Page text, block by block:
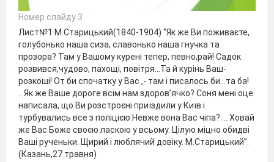
Номер слайду 3
Лист№1 М.Старицький(1840-1904) “Як же Ви поживаєте,
голубонько наша сиза, славонько наша гнучка та
прозора? Там у Вашому курені тепер, певно,рай! Садок
розвився,чудово, пахощі, повітря...Та й курінь Ваш-
розкоші! От би спочатку у Вас ,- там і писалось би...та ба!
...Як же Ваше дороге всім нам здоров’ячко? Соня мені оце
написала, що Ви розстроєні приїздили у Київ і
турбувались все з поліцією.Невже вона Вас чіпа? ... Ховай
же Вас Боже своєю ласкою у всьому. Цілую міцно обидві
Ваші рученьки. Щирий і люблячий довіку. М.Старицький”.
(Казань,27 травня)